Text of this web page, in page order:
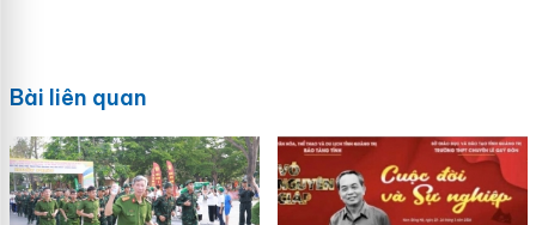
Bài liên quan